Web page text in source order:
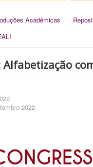
Acadêmicas
Alfabetização
2022